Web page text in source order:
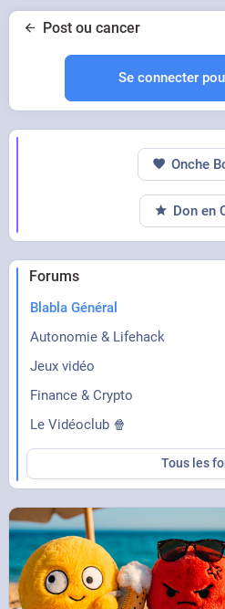
Post ou cancer
Se connecter
Forums
Blabla Général
Autonomie & Lifehack
Jeux vidéo
Finance & Crypto
Le Vidéoclub 🍿
Tous les
Onche
Don en